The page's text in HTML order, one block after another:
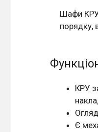
Шафи КРУ
порядку,
КРУ
Є